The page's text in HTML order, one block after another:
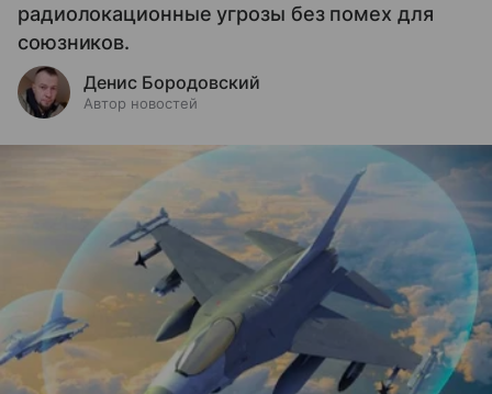
радиолокационные угрозы без помех для
союзников.
Денис Бородовский
Автор новостей